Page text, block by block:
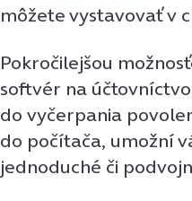
môžete vystavovať v
Pokročilejšou
softvér na
do vyčerpania
do počítača, umožní
jednoduché či